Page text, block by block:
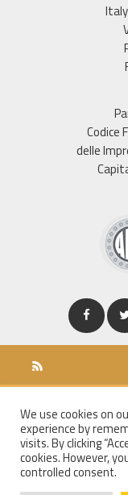
Codice
delle
We use cookies on
experience by
visits. By clicking
cookies. However,
controlled consent.